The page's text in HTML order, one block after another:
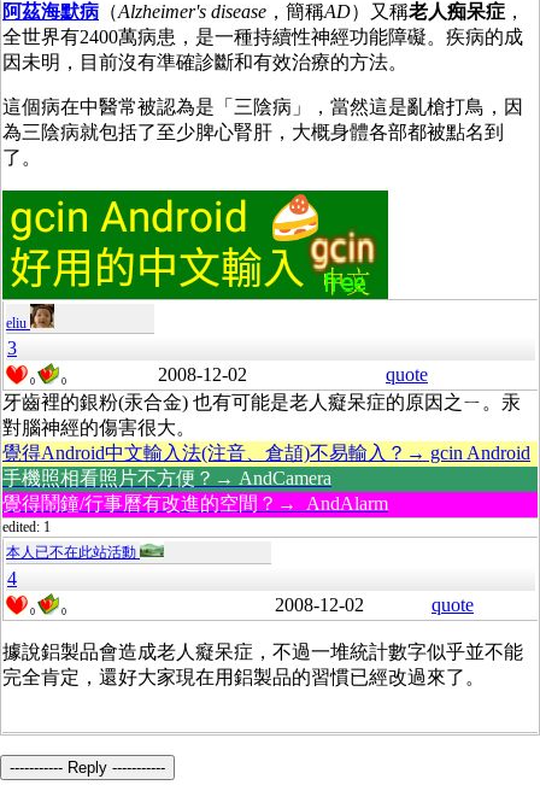
阿茲海默病 （Alzheimer's disease ，簡稱AD）又稱老人痴呆症 ，
全世界有2400萬病患，是一種持續性神經功能障礙。疾病的成
因未明，目前沒有準確診斷和有效治療的方法。
這個病在中醫常被認為是「三陰病」，當然這是亂槍打鳥，因
為三陰病就包括了至少脾心腎肝，大概身體各部都被點名到
了。
eliu
3
0 0 2008-12-02
quote
牙齒裡的銀粉(汞合金) 也有可能是老人癡呆症的原因之ㄧ。汞
對腦神經的傷害很大。
覺得Android中文輸入法(注音、倉頡)不易輸入？→ gcin Android
手機照相看照片不方便？→ AndCamera
覺得鬧鐘/行事曆有改進的空間？→ AndAlarm
edited: 1
本人已不在此站活動
4
0 0 2008-12-02 quote
據說鋁製品會造成老人癡呆症，不過一堆統計數字似乎並不能
完全肯定，還好大家現在用鋁製品的習慣已經改過來了。
----------- Reply -----------